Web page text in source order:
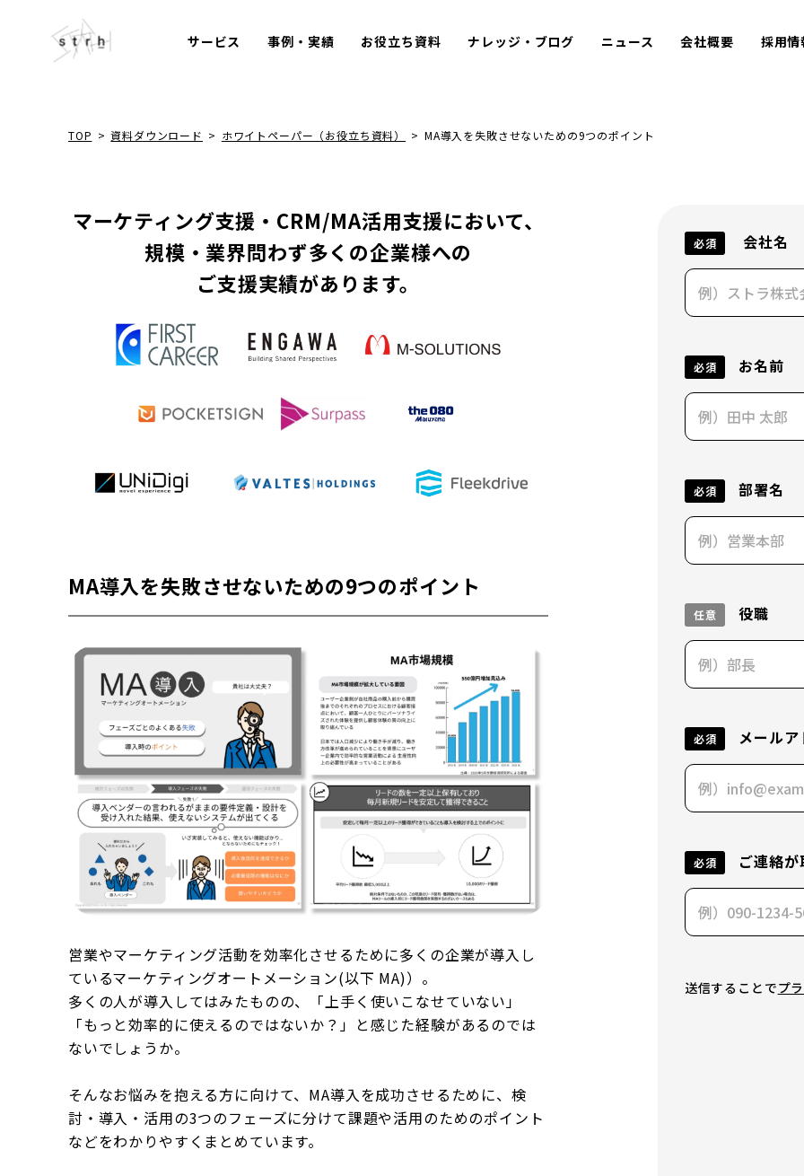
サービス 事例・実績 お役立ち資料 ナレッジ・ブログ ニュース 会社概要 採用情
TOP > 資料ダウンロード > ホワイトペーパー（お役立ち資料） > MA導入を失敗させないための9つのポイント
マーケティング支援・CRM/MA活用支援において、
規模・業界問わず多くの企業様への
ご支援実績があります。
MA導入を失敗させないための9つのポイント
営業やマーケティング活動を効率化させるために多くの企業が導入し
ているマーケティングオートメーション(以下 MA)）。
多くの人が導入してはみたものの、「上手く使いこなせていない」
「もっと効率的に使えるのではないか？」と感じた経験があるのでは
ないでしょうか。
そんなお悩みを抱える方に向けて、MA導入を成功させるために、検
討・導入・活用の3つのフェーズに分けて課題や活用のためのポイント
などをわかりやすくまとめています。
必須 会社名
必須 お名前
必須 部署名
任意 役職
必須 メール
必須 ご連絡
送信することでプ